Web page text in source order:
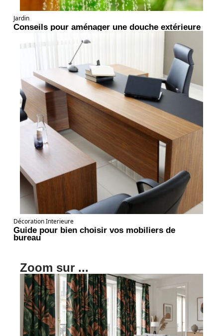
Jardin
Conseils pour aménager une douche extérieure
Décoration Interieure
Guide pour bien choisir vos mobiliers de
bureau
Zoom sur ...